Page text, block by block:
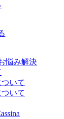
悩み解決
いて
いて